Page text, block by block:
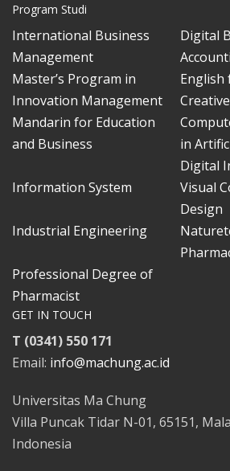
Program Studi
International Business
Management
Digital
Master’s Program in
Innovation Management
English
Mandarin for Education
and Business
in
Digital
Information System
Visual
Design
Industrial Engineering
Professional Degree of
Pharmacist
GET IN TOUCH
T (0341) 550 171
Email: info@machung.ac.id
Universitas Ma Chung
Villa Puncak Tidar N-01, 65151,
Indonesia